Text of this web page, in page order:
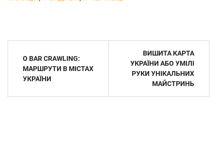
записів
O BAR CRAWLING:
МАРШРУТИ В МІСТАХ
УКРАЇНИ
ВИШИТА КАРТА
УКРАЇНИ АБО УМІЛІ
РУКИ УНІКАЛЬНИХ
МАЙСТРИНЬ